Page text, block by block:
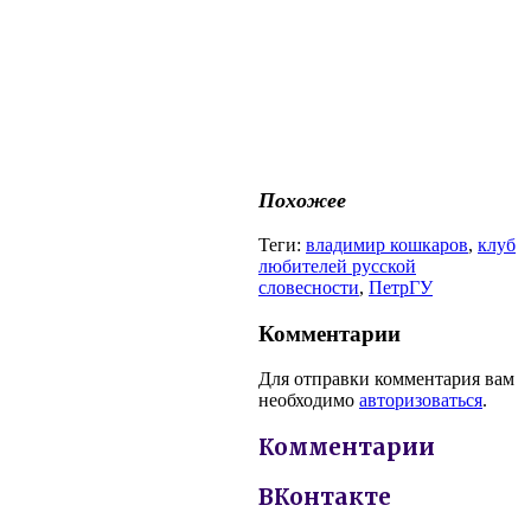
Похожее
Теги: владимир кошкаров, клуб
любителей русской
словесности, ПетрГУ
Комментарии
Для отправки комментария вам
необходимо авторизоваться.
Комментарии
ВКонтакте